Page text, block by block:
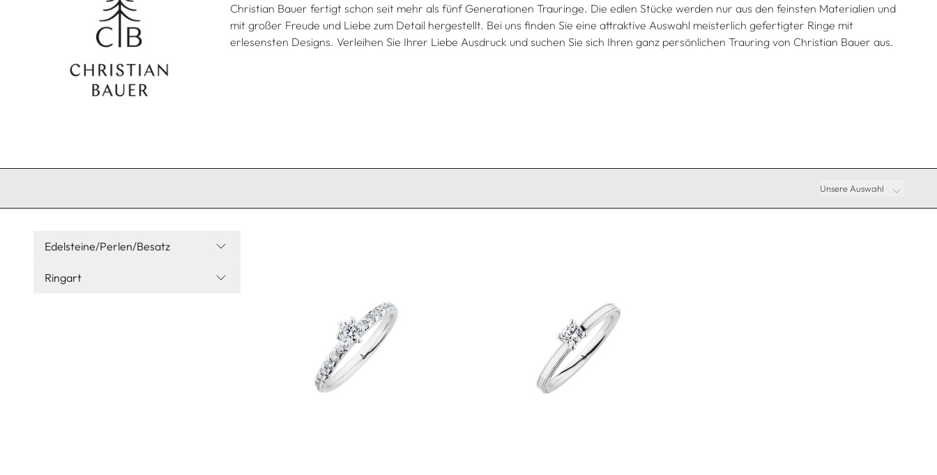
Christian Bauer fertigt schon seit mehr als fünf Generationen Trauringe. Die edlen Stücke werden nur aus den feinsten Materialien und
mit großer Freude und Liebe zum Detail hergestellt. Bei uns finden Sie eine attraktive Auswahl meisterlich gefertigter Ringe mit
erlesensten Designs. Verleihen Sie Ihrer Liebe Ausdruck und suchen Sie sich Ihren ganz persönlichen Trauring von Christian Bauer aus.
Unsere Auswahl
Edelsteine/Perlen/Besatz
Ringart